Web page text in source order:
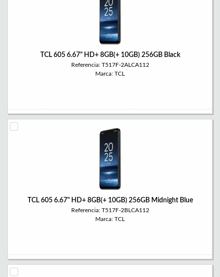
TCL 605 6.67" HD+ 8GB(+ 10GB) 256GB Black
Referencia: T517F-2ALCA112
Marca: TCL
TCL 605 6.67" HD+ 8GB(+ 10GB) 256GB Midnight Blue
Referencia: T517F-2BLCA112
Marca: TCL